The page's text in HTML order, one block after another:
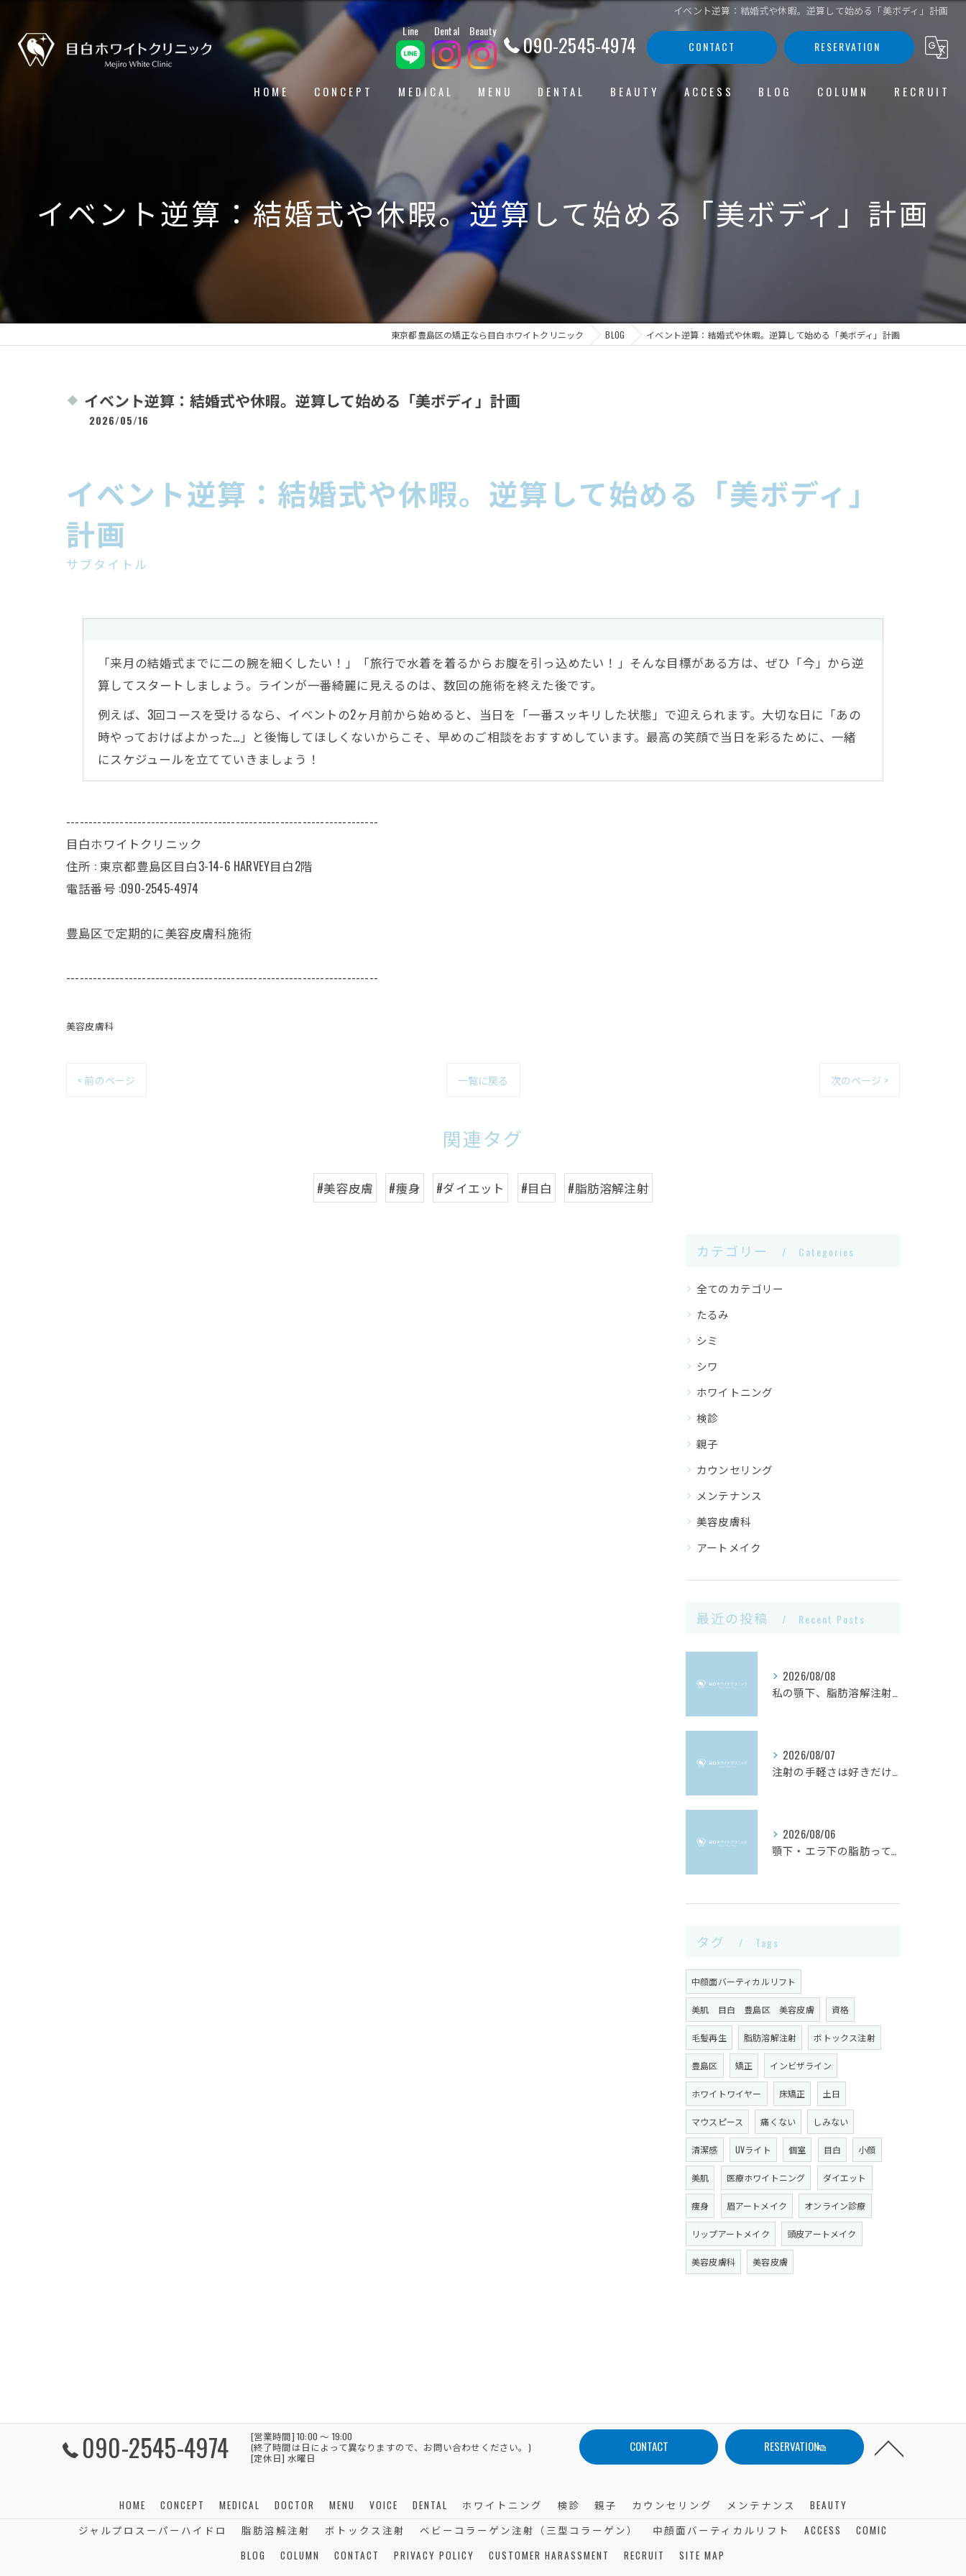
イベント逆算：結婚式や休暇。逆算して始める「美ボディ」計画
Line Dental Beauty
090-2545-4974 CONTACT RESERVATION
HOME CONCEPT MEDICAL MENU
VOICE
DENTAL
親子
BEAUTY
ボトックス注射
ACCESS BLOG COLUMN RECRUIT
イベント逆算：結婚式や休暇。逆算して始める「美ボディ」計画
東京都豊島区の矯正なら目白ホワイトクリニック BLOG イベント逆算：結婚式や休暇。逆算して始める「美ボディ」計画
イベント逆算：結婚式や休暇。逆算して始める「美ボディ」計画
2026/05/16
イベント逆算：結婚式や休暇。逆算して始める「美ボディ」
計画
サブタイトル
「来月の結婚式までに二の腕を細くしたい！」「旅行で水着を着るからお腹を引っ込めたい！」そんな目標がある方は、ぜひ「今」から逆
算してスタートしましょう。ラインが一番綺麗に見えるのは、数回の施術を終えた後です。
例えば、3回コースを受けるなら、イベントの2ヶ月前から始めると、当日を「一番スッキリした状態」で迎えられます。大切な日に「あの
時やっておけばよかった…」と後悔してほしくないからこそ、早めのご相談をおすすめしています。最高の笑顔で当日を彩るために、一緒
にスケジュールを立てていきましょう！
----------------------------------------------------------------------
目白ホワイトクリニック
住所 : 東京都豊島区目白3-14-6 HARVEY目白2階
電話番号 :090-2545-4974
豊島区で定期的に美容皮膚科施術
----------------------------------------------------------------------
美容皮膚科
< 前のページ 一覧に戻る 次のページ >
関連タグ
#美容皮膚 #痩身 #ダイエット #目白 #脂肪溶解注射
カテゴリー Categories
全てのカテゴリー
たるみ
シミ
シワ
ホワイトニング
検診
親子
カウンセリング
メンテナンス
美容皮膚科
アートメイク
最近の投稿 Recent Posts
2026/08/08
私の顎下、脂肪溶解注射で足りる？」迷ったときのチェックリスト
2026/08/07
注射の手軽さは好きだけど、もっと確実な変化がほしい方へ
2026/08/06
顎下・エラ下の脂肪って、実はなかなか落ちにくいんです
タグ Tags
中顔面バーティカルリフト
美肌 目白 豊島区 美容皮膚 資格
毛髪再生 脂肪溶解注射 ボトックス注射
豊島区 矯正 インビザライン
ホワイトワイヤー 床矯正 土日
マウスピース 痛くない しみない
清潔感 UVライト 個室 目白 小顔
美肌 医療ホワイトニング ダイエット
痩身 眉アートメイク オンライン診療
リップアートメイク 頭皮アートメイク
美容皮膚科 美容皮膚
090-2545-4974 [営業時間] 10:00 ～ 19:00
(終了時間は日によって異なりますので、お問い合わせください。)
[定休日] 水曜日
CONTACT RESERVATION
HOME CONCEPT MEDICAL DOCTOR MENU VOICE DENTAL ホワイトニング 検診 親子 カウンセリング メンテナンス
BEAUTY
ジャルプロスーパーハイドロ
脂肪溶解注射 ボトックス注射 ベビーコラーゲン注射（三型コラーゲン） 中顔面バーティカルリフト ACCESS
COMIC
BLOG
COLUMN CONTACT PRIVACY POLICY CUSTOMER HARASSMENT RECRUIT SITE MAP